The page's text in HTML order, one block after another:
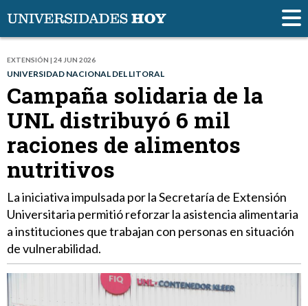
EXTENSIÓN | 24 JUN 2026
UNIVERSIDAD NACIONAL DEL LITORAL
Campaña solidaria de la
UNL distribuyó 6 mil
raciones de alimentos
nutritivos
La iniciativa impulsada por la Secretaría de Extensión
Universitaria permitió reforzar la asistencia alimentaria
a instituciones que trabajan con personas en situación
de vulnerabilidad.